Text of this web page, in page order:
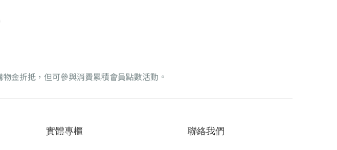
金折抵，但可參與消費累積會員點數活動 。
實體專櫃 聯絡我們